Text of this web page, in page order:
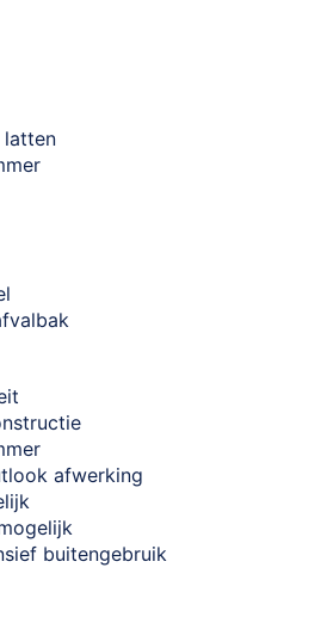
latten
afwerking
buitengebruik